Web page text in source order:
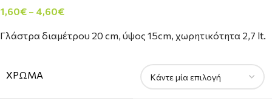
1,60€ – 4,60€
Γλάστρα διαμέτρου 20 cm, ύψος 15cm, χωρητικότητα 2,7 lt.
ΧΡΏΜΑ